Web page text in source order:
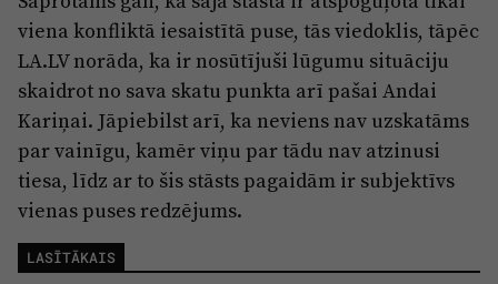
viena konfliktā iesaistītā puse, tās viedoklis, tāpēc
LA.LV norāda, ka ir nosūtījuši lūgumu situāciju
skaidrot no sava skatu punkta arī pašai Andai
Kariņai. Jāpiebilst arī, ka neviens nav uzskatāms
par vainīgu, kamēr viņu par tādu nav atzinusi
tiesa, līdz ar to šis stāsts pagaidām ir subjektīvs
vienas puses redzējums.
LASĪTĀKAIS